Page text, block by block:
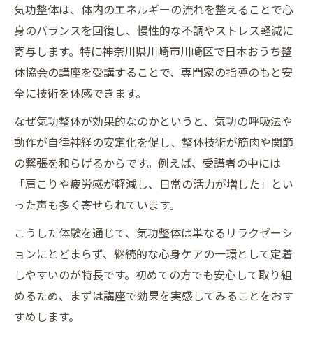
ポイント
気功整体スクールの内容と自宅学習のメリ
ット
整体と気功の基礎をおうちで無理なく習得
する流れ
ホームセラピストを目指す気功整体講座の
活用法
オンラインで学べる気功整体の魅力と取り
組み方
川崎区で実践する気功のセルフケア術
気功整体を日常に取り入れるセルフケアの
基本
整体技術と気功を活かし疲れを癒す簡単な
方法
気功整体は、体内のエネルギーの流れを整えることで心
身のバランスを回復し、慢性的な不調やストレス軽減に
寄与します。特に神奈川県川崎市川崎区で日本おうち整
体協会の講座を受講することで、専門家の指導のもと安
全に技術を体感できます。
なぜ気功整体が効果的なのかというと、気功の呼吸法や
動作が自律神経の安定化を促し、整体技術が筋肉や関節
の緊張を和らげるからです。例えば、受講者の中には
「肩こりや疲労感が軽減し、日常の活力が増した」とい
った声も多く寄せられています。
こうした体験を通じて、気功整体は単なるリラクゼーシ
ョンにとどまらず、継続的な心身ケアの一環として定着
しやすいのが特長です。初めての方でも安心して取り組
めるため、まずは講座で効果を実感してみることをおす
すめします。